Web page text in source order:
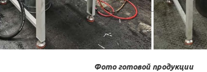
Фото готовой продукции